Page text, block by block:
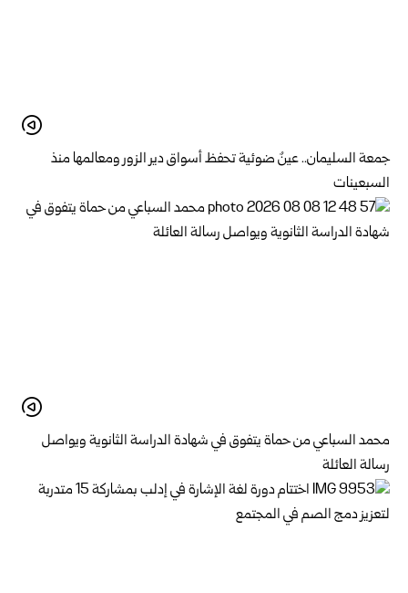
جمعة السليمان.. عينٌ ضوئية تحفظ أسواق دير الزور ومعالمها منذ
السبعينات
محمد السباعي من حماة يتفوق في شهادة الدراسة الثانوية ويواصل
رسالة العائلة